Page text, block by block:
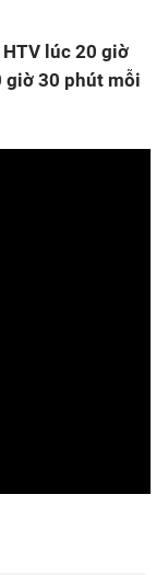
lúc 20 giờ
giờ 30 phút mỗi